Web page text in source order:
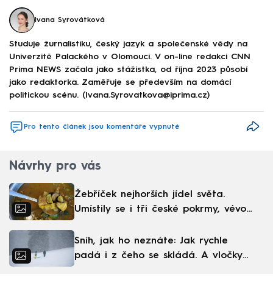
Ivana Syrovátková
Studuje žurnalistiku, český jazyk a společenské vědy na
Univerzitě Palackého v Olomouci. V on-line redakci CNN
Prima NEWS začala jako stážistka, od října 2023 působí
jako redaktorka. Zaměřuje se především na domácí
politickou scénu. (Ivana.Syrovatkova@iprima.cz)
Pro tento článek jsou komentáře vypnuté
Návrhy pro vás
Žebříček nejhorších jídel světa.
Umístily se i tři české pokrmy, vévodí
Sníh, jak ho neznáte: Jak rychle
padá i z čeho se skládá. A vločky